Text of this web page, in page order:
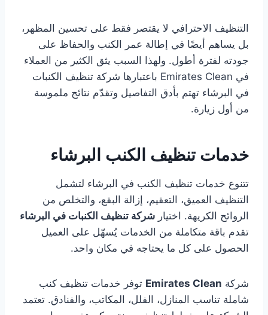
التنظيف الاحترافي لا يقتصر فقط على تحسين المظهر،
بل يساهم أيضًا في إطالة عمر الكنب والحفاظ على
جودته لفترة أطول. ولهذا السبب يثق الكثير من العملاء
في Emirates Clean باعتبارها شركة تنظيف الكنبات
في البرشاء تهتم بأدق التفاصيل وتقدّم نتائج ملموسة
من أول زيارة.
خدمات تنظيف الكنب البرشاء
تتنوع خدمات تنظيف الكنب في البرشاء لتشمل
التنظيف العميق، التعقيم، إزالة البقع، والتخلص من
الروائح الكريهة. اختيار شركة تنظيف الكنبات في البرشاء
تقدم باقة متكاملة من الخدمات يُسهّل على العميل
الحصول على كل ما يحتاجه في مكان واحد.
شركة Emirates Clean توفر خدمات تنظيف كنب
شاملة تناسب المنازل، الفلل، المكاتب، والفنادق. تعتمد